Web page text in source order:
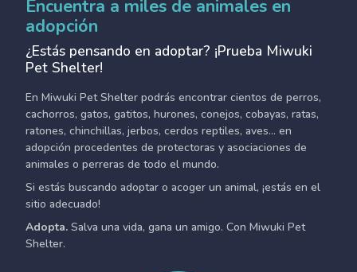
Encuentra a miles de animales en
adopción
¿Estás pensando en adoptar? ¡Prueba Miwuki
Pet Shelter!
En Miwuki Pet Shelter podrás encontrar cientos de perros,
cachorros, gatos, gatitos, hurones, conejos, cobayas, ratas,
ratones, chinchillas, jerbos, cerdos reptiles, aves... en
adopción procedentes de protectoras y asociaciones de
animales o perreras de todo el mundo.
Si estás buscando adoptar o acoger un animal, ¡estás en el
sitio adecuado!
Adopta. Salva una vida, gana un amigo. Con Miwuki Pet
Shelter.